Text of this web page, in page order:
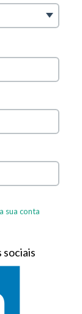
sua conta
sociais